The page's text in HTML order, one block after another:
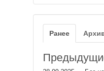
Ранее